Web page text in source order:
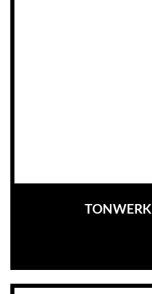
TONWERK